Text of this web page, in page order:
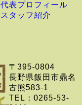
代表プロフィール
スタッフ紹介
〒395-0804
長野県飯田市鼎名
古熊583-1
TEL：0265-53-